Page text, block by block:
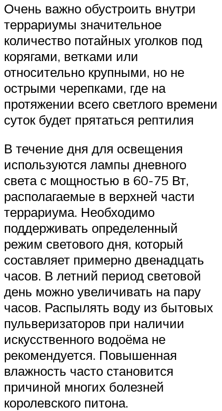
Очень важно обустроить внутри
террариумы значительное
количество потайных уголков под
корягами, ветками или
относительно крупными, но не
острыми черепками, где на
протяжении всего светлого времени
суток будет прятаться рептилия
В течение дня для освещения
используются лампы дневного
света с мощностью в 60-75 Вт,
располагаемые в верхней части
террариума. Необходимо
поддерживать определенный
режим светового дня, который
составляет примерно двенадцать
часов. В летний период световой
день можно увеличивать на пару
часов. Распылять воду из бытовых
пульверизаторов при наличии
искусственного водоёма не
рекомендуется. Повышенная
влажность часто становится
причиной многих болезней
королевского питона.